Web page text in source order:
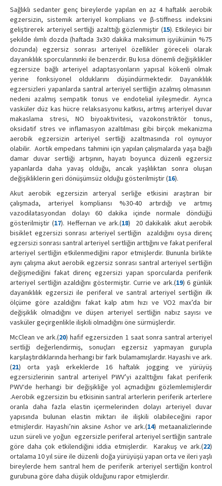
Sağlıklı sedanter genç bireylerde yapılan en az 4 haftalık aerobik
egzersizin, sistemik arteriyel komplians ve β-stiffness indeksini
geliştirerek arteriyel sertliği azalttığı gözlenmiştir (15). Etkileyici bir
şekilde ılımlı dozda (haftada 3x30 dakika maksimum işyükünün %75
dozunda) egzersiz sonrası arteriyel özellikler göreceli olarak
dayanıklılık sporcularınınki ile benzerdir. Bu kısa dönemli değişiklikler
egzersize bağlı arteriyel adaptasyonların yapısal kökenli olmak
yerine fonksiyonel olduklarını düşündürmektedir. Dayanıklılık
egzersizleri yapanlarda santral arteriyel sertliğin azalmış olmasının
nedeni azalmış sempatik tonus ve endotelial iyileşmedir. Ayrıca
vasküler düz kas hücre relaksasyonu katkısı, artmış arteriyel duvar
makaslama stresi, NO biyoaktivitesi, vazokonstriktör tonus,
oksidatif stres ve inflamasyon azaltılması gibi birçok mekanizma
aerobik egzersizin arteriyel sertliği azaltmasında rol oynuyor
olabilir. Aortik empedans tahmini için yapılan çalışmalarda yaşa bağlı
damar duvar sertliği artışının, hayatı boyunca düzenli egzersiz
yapanlarda daha yavaş olduğu, ancak yaşlılıktan sonra oluşan
değişikliklerin geri dönüşümsüz olduğu gösterilmiştir (16).
Akut aerobik egzersizin arteryal serliğe etkisini araştıran bir
çalışmada, arteriyel kompliansı %30-40 artırdığı ve artmış
vazodilatasyondan dolayı 60 dakika içinde normale döndüğü
gösterilmiştir (17). Heffernan ve ark.(18) 20 dakikalık akut aerobik
bisiklet egzersizi sonrası arteriyel sertliğin azaldığını oysa direnç
egzersizi sonrası santral arteriyel sertliğin arttığını ve fakat periferal
arteriyel sertliğin etkilenmediğini rapor etmişlerdir. Bununla birlikte
aynı çalışma akut aerobik egzersiz sonrası santral arteriyel sertliğin
değişmediğini fakat direnç egzersizi yapan sporcularda periferik
arteriyel sertliğin azaldığını göstermiştir. Currie ve ark.(19) 6 günlük
dayanıklılık egzersizi ile periferal ve santral arteriyel sertliğin ilk
ölçüme göre azaldığını fakat kalp atım hızı ve VO2 max’da bir
değişiklik olmadığını ve düşen arteriyel sertliğin nabız sayısı ve
vasküler geçirgenlikle ilişkili olmadığını öne sürmüşlerdir.
McClean ve ark.(20) hafif egzersizden 1 saat sonra santral arteriyel
sertliği değerlendirmiş, sonuçları egzersiz yapmayan gurupla
karşılaştırdıklarında herhangi bir fark bulamamışlardır. Hayashi ve ark.
(21) orta yaşlı erkeklerde 16 haftalık jogging ve yürüyüş
egzersizlerinin santral arteriyel PWV’yi azalttığını fakat periferik
PWV‘de herhangi bir değişikliğe yol açmadığını gözlemlemişlerdir
.Aerobik egzersizin bu etkisinin santral arterlerin periferik arterlere
oranla daha fazla elastin içermelerinden dolayı arteriyel duvar
yapısında bulunan elastin miktarı ile ilişkili olabileceğini rapor
etmişlerdir. Hayashi’nin aksine Ashor ve ark.(14) metaanalizlerinde
uzun süreli ve yoğun egzersizle periferal arteriyel sertliğin santrale
göre daha çok etkilendiğini iddia etmişlerdir. Karakuş ve ark.(22)
ortalama 10 yıl süre ile düzenli doğa yürüyüşü yapan orta ve ileri yaşlı
bireylerde hem santral hem de periferik arteriyel sertliğin kontrol
gurubuna göre daha düşük olduğunu rapor etmişlerdir.